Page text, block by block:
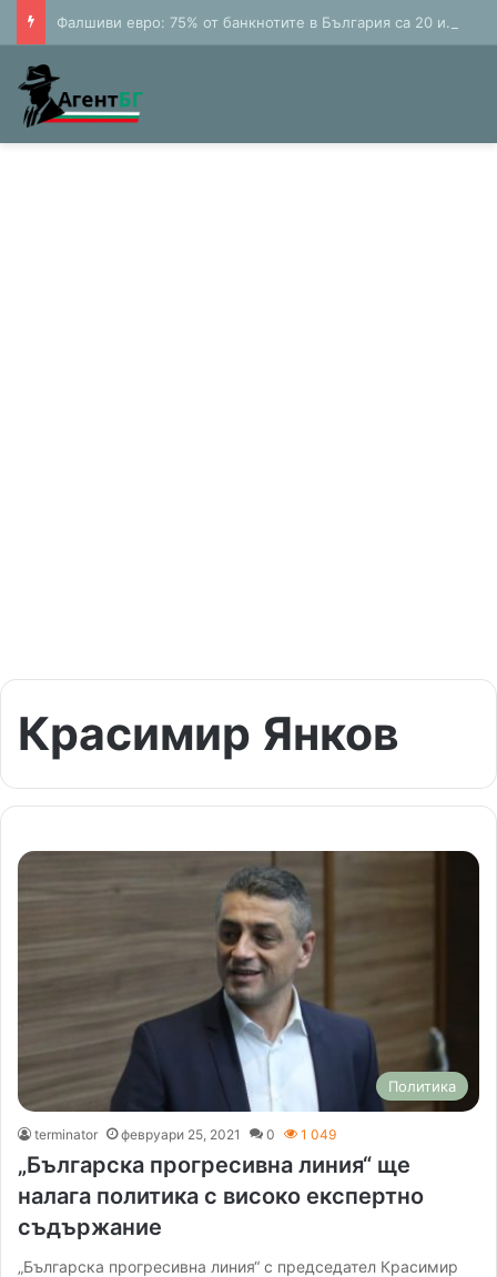
Фалшиви евро: 75% от банкнотите в България са 20 и 50 лева (Експерти)
Красимир Янков
Политика
terminator февруари 25, 2021 0 1 049
„Българска прогресивна линия“ ще
налага политика с високо експертно
съдържание
„Българска прогресивна линия“ с председател Красимир